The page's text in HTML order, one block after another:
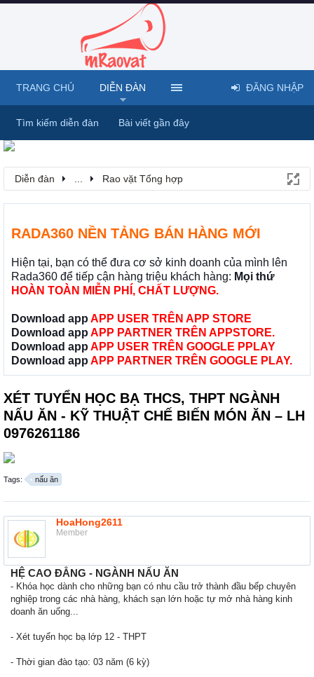
Diễn đàn Rao vặt Tổng hợp
RADA360 NỀN TẢNG BÁN HÀNG MỚI
Hiện tại, bạn có thể đưa cơ sở kinh doanh của mình lên
Rada360 để tiếp cận hàng triệu khách hàng: Mọi thứ
HOÀN TOÀN MIỄN PHÍ, CHẤT LƯỢNG.
Download app APP USER TRÊN APP STORE
Download app APP PARTNER TRÊN APPSTORE.
Download app APP USER TRÊN GOOGLE PPLAY
Download app APP PARTNER TRÊN GOOGLE PLAY.
XÉT TUYỂN HỌC BẠ THCS, THPT NGÀNH
NẤU ĂN - KỸ THUẬT CHẾ BIẾN MÓN ĂN – LH
0976261186
Tags: nấu ăn
HoaHong2611
Member
HỆ CAO ĐẲNG - NGÀNH NẤU ĂN
- Khóa học dành cho những bạn có nhu cầu trở thành đầu bếp chuyên
nghiệp trong các nhà hàng, khách sạn lớn hoặc tự mở nhà hàng kinh
doanh ăn uống...
- Xét tuyển học bạ lớp 12 - THPT
- Thời gian đào tạo: 03 năm (6 kỳ)
TRANG CHỦ DIỄN ĐÀN
Tìm kiếm diễn đàn Bài viết gần đây
ĐĂNG NHẬP